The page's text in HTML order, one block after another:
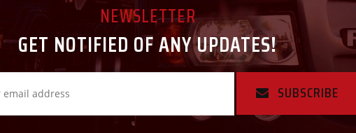
NEWSLETTER
GET NOTIFIED OF ANY UPDATES!
SUBSCRIBE